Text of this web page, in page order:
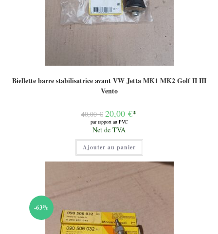
Biellette barre stabilisatrice avant VW Jetta MK1 MK2 Golf II III
Vento
40,00€ Le
prix
initial
était :
40,00 €.
20,00 €*
par rapport au PVC
Le
prix
actuel
est :
20,00 €.
Net de TVA
Ajouter au panier
-63%